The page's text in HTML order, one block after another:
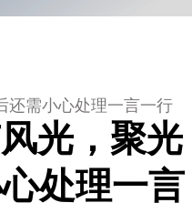
还需小心处理一言一行
光，聚光
处理一言